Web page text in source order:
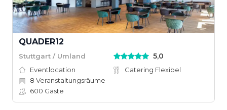
QUADER12
Stuttgart / Umland 5,0
Eventlocation
Catering Flexibel
8 Veranstaltungsräume
600 Gäste